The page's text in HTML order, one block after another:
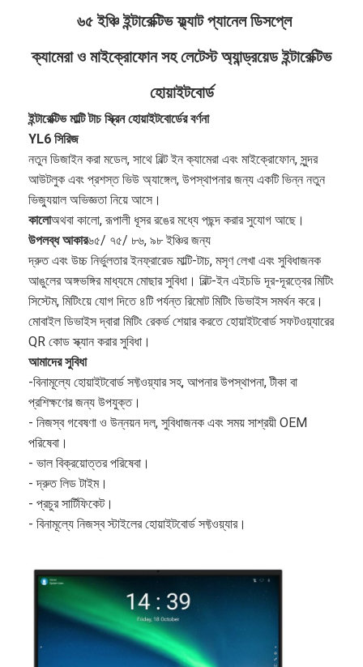
বাড়ি
পণ্য
৬৫ ইঞ্চি ইন্টারেক্টিভ ফ্ল্যাট প্যানেল ডিসপ্লে
ক্যামেরা ও মাইক্রোফোন সহ লেটেস্ট অ্যান্ড্রয়েড ইন্টারেক্টিভ
হোয়াইটবোর্ড
ইন্টারেক্টিভ মাল্টি টাচ স্ক্রিন হোয়াইটবোর্ডের বর্ণনা
YL6 সিরিজ
নতুন ডিজাইন করা মডেল, সাথে বিল্ট ইন ক্যামেরা এবং মাইক্রোফোন, সুন্দর
আউটলুক এবং প্রশস্ত ভিউ অ্যাঙ্গেল, উপস্থাপনার জন্য একটি ভিন্ন নতুন
ভিজ্যুয়াল অভিজ্ঞতা নিয়ে আসে।
কালোঅথবা কালো, রূপালী ধূসর রঙের মধ্যে পছন্দ করার সুযোগ আছে।
উপলব্ধ আকার৬৫/ ৭৫/ ৮৬, ৯৮ ইঞ্চির জন্য
দ্রুত এবং উচ্চ নির্ভুলতার ইনফ্রারেড মাল্টি-টাচ, মসৃণ লেখা এবং সুবিধাজনক
আঙুলের অঙ্গভঙ্গির মাধ্যমে মোছার সুবিধা। বিল্ট-ইন এইচডি দূর-দূরত্বের মিটিং
সিস্টেম, মিটিংয়ে যোগ দিতে ৪টি পর্যন্ত রিমোট মিটিং ডিভাইস সমর্থন করে।
মোবাইল ডিভাইস দ্বারা মিটিং রেকর্ড শেয়ার করতে হোয়াইটবোর্ড সফটওয়্যারের
QR কোড স্ক্যান করার সুবিধা।
আমাদের সুবিধা
-বিনামূল্যে হোয়াইটবোর্ড সফ্টওয়্যার সহ, আপনার উপস্থাপনা, টীকা বা
প্রশিক্ষণের জন্য উপযুক্ত।
- নিজস্ব গবেষণা ও উন্নয়ন দল, সুবিধাজনক এবং সময় সাশ্রয়ী OEM
পরিষেবা।
- ভাল বিক্রয়োত্তর পরিষেবা।
- দ্রুত লিড টাইম।
- প্রচুর সার্টিফিকেট।
- বিনামূল্যে নিজস্ব স্টাইলের হোয়াইটবোর্ড সফ্টওয়্যার।